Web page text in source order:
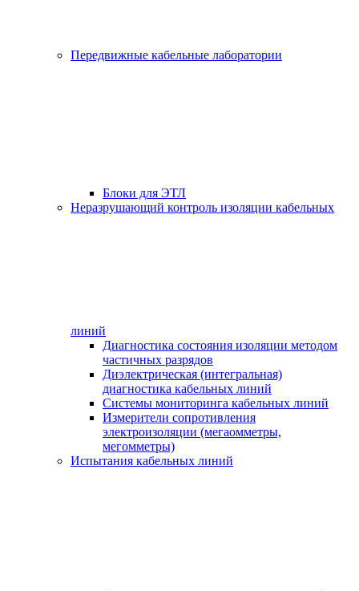
Передвижные кабельные лаборатории
Блоки для ЭТЛ
Неразрушающий контроль изоляции кабельных
линий
Диагностика состояния изоляции методом
частичных разрядов
Диэлектрическая (интегральная)
диагностика кабельных линий
Системы мониторинга кабельных линий
Измерители сопротивления
электроизоляции (мегаомметры,
мегомметры)
Испытания кабельных линий